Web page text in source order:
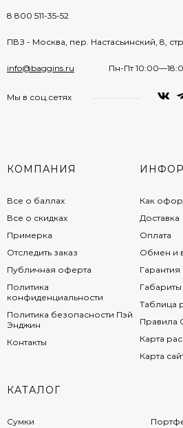
8 800 511-35-52
ПВЗ - Москва, пер. Настасьинский, 8,
info@baggins.ru Пн-Пт
Мы в соц.сетях
КОМПАНИЯ
Все о баллах
Все о скидках
Примерка
Отследить заказ
Публичная оферта
Политика
конфиденциальности
Политика безопасности Пэй
Энджин
Контакты
Как
Доставка
Оплата
Обмен и
Таблица
Правила
Карта
Карта
КАТАЛОГ
Сумки